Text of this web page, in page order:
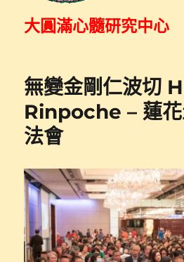
大圓滿心髓研究中心
無變金剛仁波切
Rinpoche – 蓮花
法會